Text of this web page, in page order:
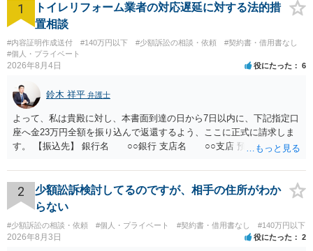
1
トイレリフォーム業者の対応遅延に対する法的措
置相談
#内容証明作成送付 #140万円以下 #少額訴訟の相談・依頼
#契約書・借用書なし
#個人・プライベート
2026年8月4日 役にたった 6
鈴木 祥平 弁護士
よって、私は貴殿に対し、本書面到達の日から7日以内に、下記指定口
座へ金23万円全額を振り込んで返還するよう、ここに正式に請求しま
す。 【振込先】 銀行名 ○○銀行 支店名 ○○支店 預金種別 普通
されない場合には、貴殿には任意に返金する意思がないものと判断
し、やむを得ず、返還金23万円及びこれに対する遅延損害金の支払い
を求める民事訴訟、支払督促その他必要な法的手続を直ちに講じま
す。 その際には、訴訟に要する費用その他法令上認められる金員につ
いても併せて請求する予定ですので、あらかじめ申し添えます。 本件
は、貴殿自らが契約を解約したことによって生じた返還義務の履行を
2
少額訟訴検討してるのですが、相手の住所がわか
らない
#少額訴訟の相談・依頼 #個人・プライベート #契約書・借用書なし #140万円以下
2026年8月3日 役にたった 2